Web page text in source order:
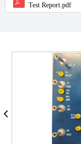
Test Report.pdf